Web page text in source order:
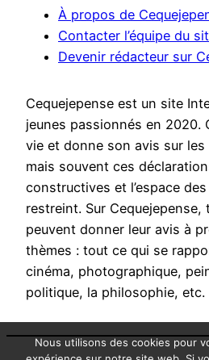
À propos de
Contacter l’équipe du
Devenir rédacteur sur
Cequejepense est un site
jeunes passionnés en 2020.
vie et donne son avis sur les
mais souvent ces
constructives et l’espace
restreint. Sur Cequejepense,
peuvent donner leur avis à
thèmes : tout ce qui se
cinéma, photographique,
politique, la philosophie, etc.
Nous utilisons des cookies pour